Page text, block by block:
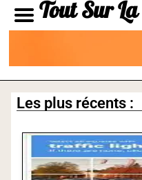
Tout Sur
Les plus récents :